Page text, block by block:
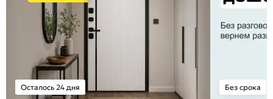
Осталось 24 дня Без срока